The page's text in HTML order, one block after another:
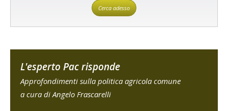
Cerca adesso
L'esperto Pac risponde
Approfondimenti sulla politica agricola comune
a cura di Angelo Frascarelli